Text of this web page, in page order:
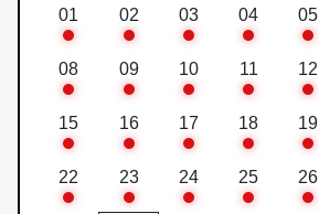
01 02 03 04 05
08 09 10 11 12
15 16 17 18 19
22 23 24 25 26